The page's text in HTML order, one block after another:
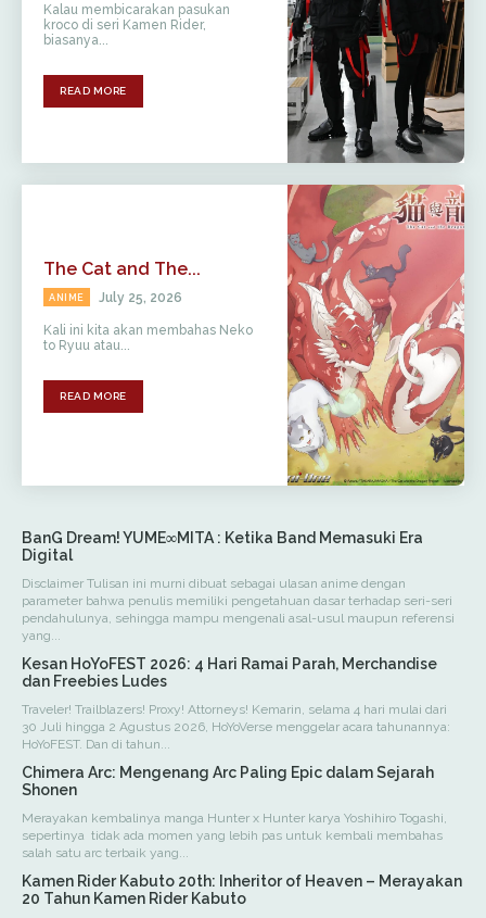
Kalau membicarakan pasukan
kroco di seri Kamen Rider,
biasanya...
READ MORE
The Cat and The...
ANIME July 25, 2026
Kali ini kita akan membahas Neko
to Ryuu atau...
READ MORE
BanG Dream! YUME∞MITA : Ketika Band Memasuki Era
Digital
Disclaimer Tulisan ini murni dibuat sebagai ulasan anime dengan
parameter bahwa penulis memiliki pengetahuan dasar terhadap seri-seri
pendahulunya, sehingga mampu mengenali asal-usul maupun referensi
yang...
Kesan HoYoFEST 2026: 4 Hari Ramai Parah, Merchandise
dan Freebies Ludes
Traveler! Trailblazers! Proxy! Attorneys! Kemarin, selama 4 hari mulai dari
30 Juli hingga 2 Agustus 2026, HoYoVerse menggelar acara tahunannya:
HoYoFEST. Dan di tahun...
Chimera Arc: Mengenang Arc Paling Epic dalam Sejarah
Shonen
Merayakan kembalinya manga Hunter x Hunter karya Yoshihiro Togashi,
sepertinya tidak ada momen yang lebih pas untuk kembali membahas
salah satu arc terbaik yang...
Kamen Rider Kabuto 20th: Inheritor of Heaven – Merayakan
20 Tahun Kamen Rider Kabuto